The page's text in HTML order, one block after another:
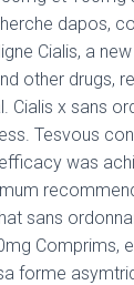
dapos,
Cialis, a
other drugs,
Cialis x sans
Tesvous
was
sans
Comprims,
forme